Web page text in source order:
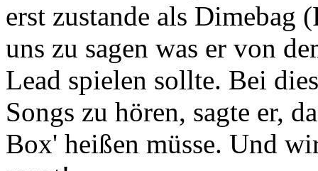
erst zustande als Dimebag
uns zu sagen was er von
Lead spielen sollte. Bei
Songs zu hören, sagte er,
Box' heißen müsse. Und